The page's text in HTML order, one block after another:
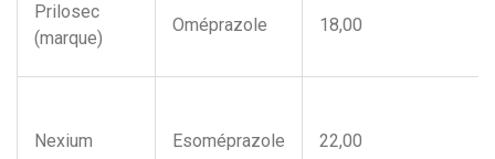
Prilosec
(marque)
Oméprazole 18,00
Nexium Esoméprazole 22,00